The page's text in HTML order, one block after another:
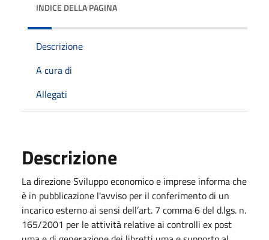
INDICE DELLA PAGINA
Descrizione
A cura di
Allegati
Descrizione
La direzione Sviluppo economico e imprese informa che
è in pubblicazione l'avviso per il conferimento di un
incarico esterno ai sensi dell’art. 7 comma 6 del d.lgs. n.
165/2001 per le attività relative ai controlli ex post